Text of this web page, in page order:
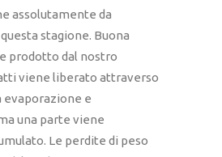
assolutamente da
stagione. Buona
prodotto dal nostro
viene liberato attraverso
evaporazione e
una parte viene
Le perdite di peso